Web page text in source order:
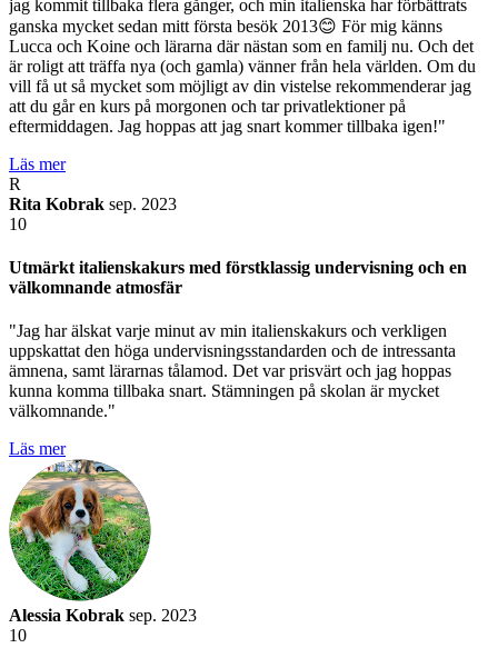
jag kommit tillbaka flera gånger, och min italienska har förbättrats
ganska mycket sedan mitt första besök 2013😊 För mig känns
Lucca och Koine och lärarna där nästan som en familj nu. Och det
är roligt att träffa nya (och gamla) vänner från hela världen. Om du
vill få ut så mycket som möjligt av din vistelse rekommenderar jag
att du går en kurs på morgonen och tar privatlektioner på
eftermiddagen. Jag hoppas att jag snart kommer tillbaka igen!"
Läs mer
R
Rita Kobrak sep. 2023
10
Utmärkt italienskakurs med förstklassig undervisning och en
välkomnande atmosfär
"Jag har älskat varje minut av min italienskakurs och verkligen
uppskattat den höga undervisningsstandarden och de intressanta
ämnena, samt lärarnas tålamod. Det var prisvärt och jag hoppas
kunna komma tillbaka snart. Stämningen på skolan är mycket
välkomnande."
Läs mer
Alessia Kobrak sep. 2023
10